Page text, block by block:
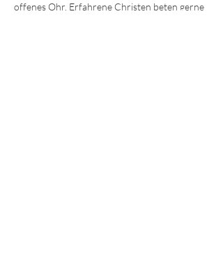
offenes Ohr. Erfahrene Christen beten gerne